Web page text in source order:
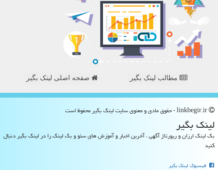
مطالب لینک بگیر صفحه اصلی لینک بگیر
لینك بگیر
بک لینک ارزان و رپورتاژ آگهی ، آخرین اخبار و آموزش های سئو و بک لینک را در لینک بگیر دنبال
کنید
فیسبوک لینک بگیر